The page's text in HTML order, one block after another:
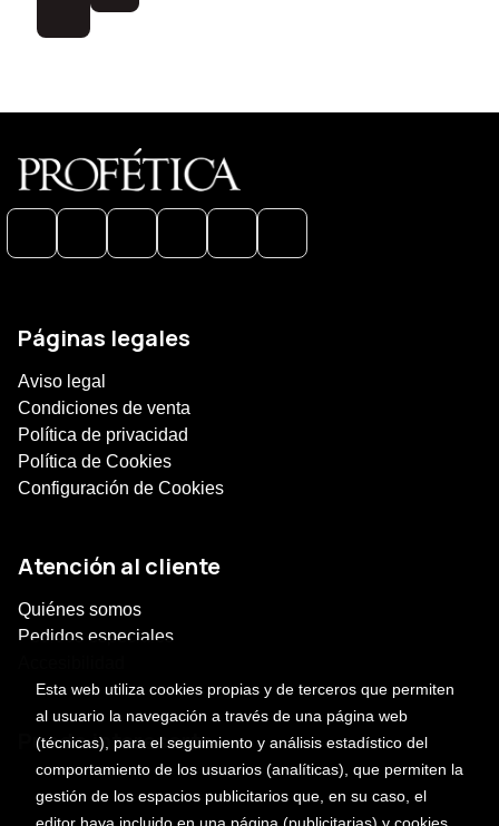
Páginas legales
Aviso legal
Condiciones de venta
Política de privacidad
Política de Cookies
Configuración de Cookies
Atención al cliente
Quiénes somos
Pedidos especiales
Puede interesarte
Esta web utiliza cookies propias y de terceros que permiten
al usuario la navegación a través de una página web
(técnicas), para el seguimiento y análisis estadístico del
comportamiento de los usuarios (analíticas), que permiten la
gestión de los espacios publicitarios que, en su caso, el